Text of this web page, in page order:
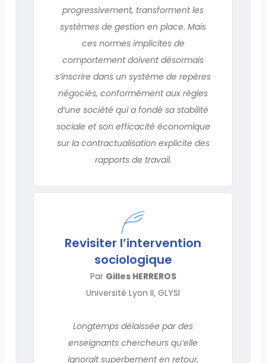
progressivement, transforment les
systèmes de gestion en place. Mais
ces normes implicites de
comportement doivent désormais
s’inscrire dans un système de repères
négociés, conformément aux règles
d’une société qui a fondé sa stabilité
sociale et son efficacité économique
sur la contractualisation explicite des
rapports de travail.
Revisiter l’intervention
sociologique
Par Gilles HERREROS
Université Lyon II, GLYSI
Longtemps délaissée par des
enseignants chercheurs qu’elle
ignorait superbement en retour,